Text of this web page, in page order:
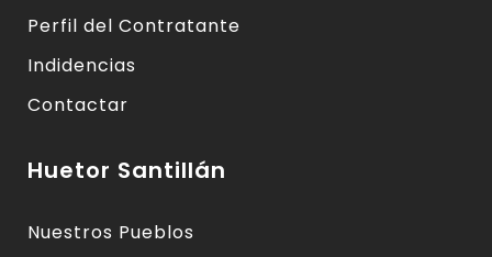
Perfil del Contratante
Indidencias
Contactar
Huetor Santillán
Nuestros Pueblos